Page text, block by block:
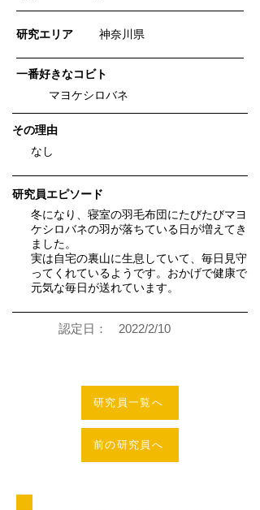
​研究エリア 神奈川県
一番好きなコビト
マヨケシロバネ
​その理由
なし
研究員エピソード
冬になり、寝室の羽毛布団にたびたびマヨ
ケシロバネの羽が落ちている日が増えてき
ました。
実は自宅の裏山に生息していて、毎日見守
ってくれているようです。おかげで健康で
元気な毎日が送れています。
認定日： 2022/2/10
研究員一覧へ
前の研究員へ